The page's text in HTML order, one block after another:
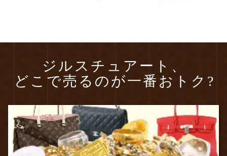
ジルスチュアート、
どこで売るのが一番おトク?